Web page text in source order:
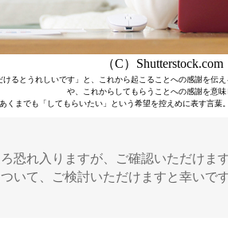
（C）Shutterstock.com
けるとうれしいです」と、これから起こることへの感謝を伝
や、これからしてもらうことへの感謝を意味
くまでも「してもらいたい」という希望を控えめに表す言葉
ろ恐れ入りますが、ご確認いただけま
ついて、ご検討いただけますと幸いで